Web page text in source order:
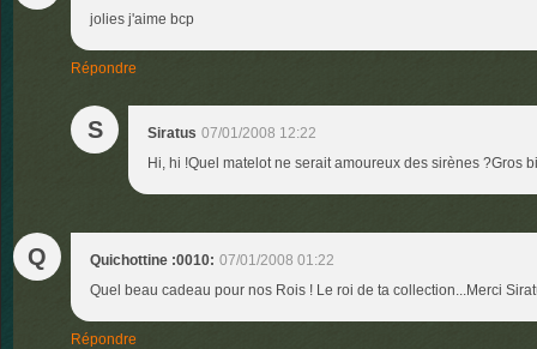
jolies j'aime bcp
Répondre
S Siratus 07/01/2008 12:22
Hi, hi !Quel matelot ne serait amoureux des sirènes ?Gros
Q Quichottine :0010: 07/01/2008 01:22
Quel beau cadeau pour nos Rois ! Le roi de ta collection...Merci
Répondre